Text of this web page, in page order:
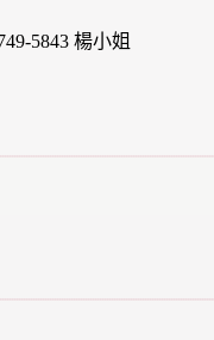
5843 楊小姐